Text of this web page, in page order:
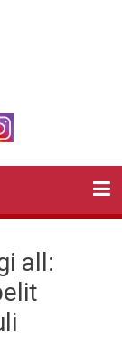
all: